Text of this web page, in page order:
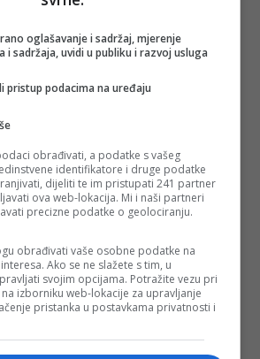
oglašavanje i sadržaj, mjerenje
i sadržaja, uvidi u publiku i razvoj usluga
pristup podacima na uređaju
obrađivati, a podatke s vašeg
identifikatore i druge podatke
dijeliti te im pristupati 241 partner
ova web-lokacija. Mi i naši partneri
precizne podatke o geolociranju.
obrađivati vaše osobne podatke na
Ako se ne slažete s tim, u
svojim opcijama. Potražite vezu pri
izborniku web-lokacije za upravljanje
pristanka u postavkama privatnosti i